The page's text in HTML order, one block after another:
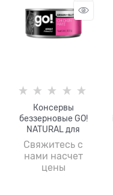
Консервы
беззерновые GO!
NATURAL для
взрослых кошек с
курицей Grain Free
Chicken Pate CF
Свяжитесь с
нами насчет
цены